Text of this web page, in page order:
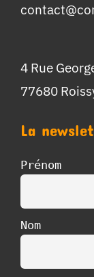
4 Rue
77680
La
Prénom
Nom